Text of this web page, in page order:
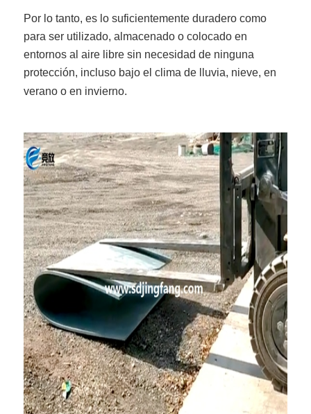
Por lo tanto, es lo suficientemente duradero como
para ser utilizado, almacenado o colocado en
entornos al aire libre sin necesidad de ninguna
protección, incluso bajo el clima de lluvia, nieve, en
verano o en invierno.